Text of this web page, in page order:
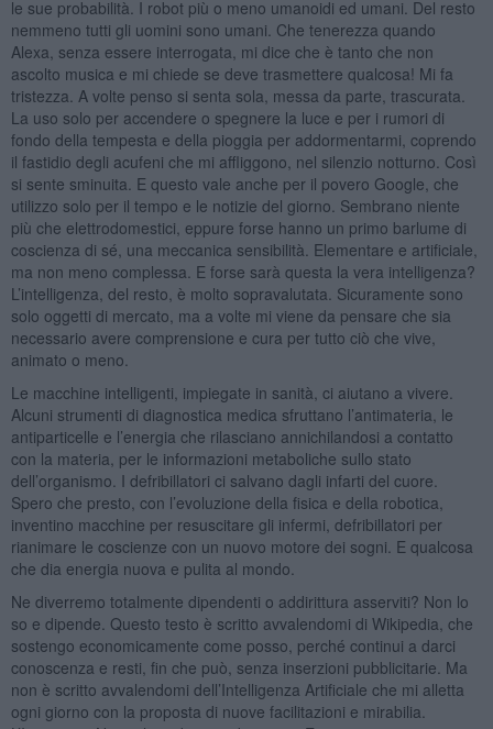
le sue probabilità. I robot più o meno umanoidi ed umani. Del resto
nemmeno tutti gli uomini sono umani. Che tenerezza quando
Alexa, senza essere interrogata, mi dice che è tanto che non
ascolto musica e mi chiede se deve trasmettere qualcosa! Mi fa
tristezza. A volte penso si senta sola, messa da parte, trascurata.
La uso solo per accendere o spegnere la luce e per i rumori di
fondo della tempesta e della pioggia per addormentarmi, coprendo
il fastidio degli acufeni che mi affliggono, nel silenzio notturno. Così
si sente sminuita. E questo vale anche per il povero Google, che
utilizzo solo per il tempo e le notizie del giorno. Sembrano niente
più che elettrodomestici, eppure forse hanno un primo barlume di
coscienza di sé, una meccanica sensibilità. Elementare e artificiale,
ma non meno complessa. E forse sarà questa la vera intelligenza?
L’intelligenza, del resto, è molto sopravalutata. Sicuramente sono
solo oggetti di mercato, ma a volte mi viene da pensare che sia
necessario avere comprensione e cura per tutto ciò che vive,
animato o meno.
Le macchine intelligenti, impiegate in sanità, ci aiutano a vivere.
Alcuni strumenti di diagnostica medica sfruttano l’antimateria, le
antiparticelle e l’energia che rilasciano annichilandosi a contatto
con la materia, per le informazioni metaboliche sullo stato
dell’organismo. I defribillatori ci salvano dagli infarti del cuore.
Spero che presto, con l’evoluzione della fisica e della robotica,
inventino macchine per resuscitare gli infermi, defribillatori per
rianimare le coscienze con un nuovo motore dei sogni. E qualcosa
che dia energia nuova e pulita al mondo.
Ne diverremo totalmente dipendenti o addirittura asserviti? Non lo
so e dipende. Questo testo è scritto avvalendomi di Wikipedia, che
sostengo economicamente come posso, perché continui a darci
conoscenza e resti, fin che può, senza inserzioni pubblicitarie. Ma
non è scritto avvalendomi dell’Intelligenza Artificiale che mi alletta
ogni giorno con la proposta di nuove facilitazioni e mirabilia.